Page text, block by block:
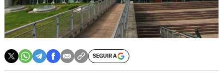
SEGUIR A